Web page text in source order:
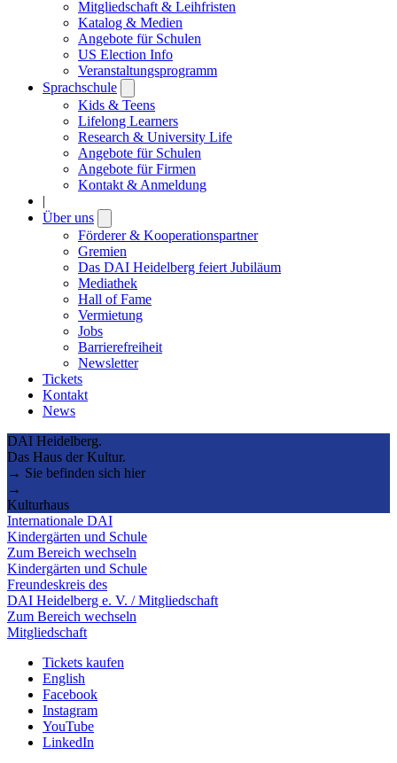
Mitgliedschaft & Leihfristen
Katalog & Medien
Angebote für Schulen
US Election Info
Veranstaltungsprogramm
Sprachschule
submenu
Kids & Teens
Lifelong Learners
Research & University Life
Angebote für Schulen
Angebote für Firmen
Kontakt & Anmeldung
|
Über uns
submenu
Förderer & Kooperationspartner
Gremien
Das DAI Heidelberg feiert Jubiläum
Mediathek
Hall of Fame
Vermietung
Jobs
Barrierefreiheit
Newsletter
Tickets
Kontakt
News
DAI Heidelberg.
Das Haus der Kultur.
→ Sie befinden sich hier
→
Kulturhaus
Internationale DAI
Kindergärten und Schule
Zum Bereich wechseln
Kindergärten und Schule
Freundeskreis des
DAI Heidelberg e. V. / Mitgliedschaft
Zum Bereich wechseln
Mitgliedschaft
Tickets kaufen
English
Facebook
Instagram
YouTube
LinkedIn